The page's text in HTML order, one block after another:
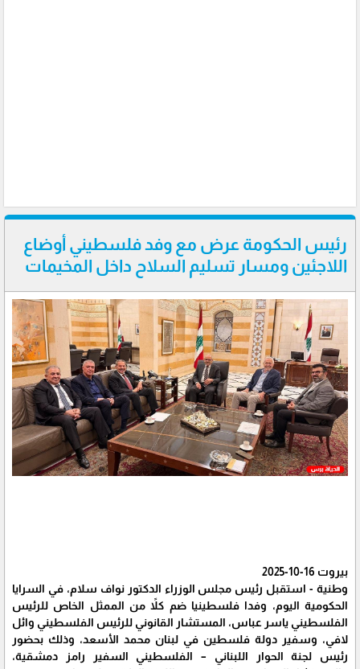
رئيس الحكومة عرض مع وفد فلسطيني أوضاع
اللاجئين ومسار تسليم السلاح داخل المخيمات
بيروت 16-10-2025
وطنية - استقبل رئيس مجلس الوزراء الدكتور نواف سلام، في السرايا
الحكومية اليوم، وفدا فلسطينيا ضم كلاً من الممثل الخاص للرئيس
الفلسطيني ياسر عباس، المستشار القانوني للرئيس الفلسطيني وائل
لافي، وسفير دولة فلسطين في لبنان محمد الأسعد، وذلك بحضور
رئيس لجنة الحوار اللبناني – الفلسطيني السفير رامز دمشقية،